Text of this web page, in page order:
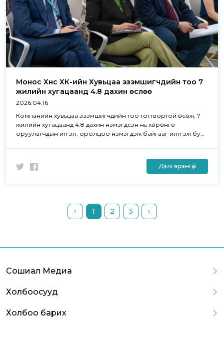
Монос Хүнс ХК-ийн Хувьцаа эзэмшигчдийн тоо 7
жилийн хугацаанд 4.8 дахин өслөө
2026.04.16
Компанийн хувьцаа эзэмшигчдийн тоо тогтвортой өсөж, 7
жилийн хугацаанд 4.8 дахин нэмэгдсэн нь хөрөнгө
оруулагчдын итгэл, оролцоо нэмэгдэж байгааг илтгэж буй
Дэлгэрэнгүй
‹ 1 2 3 ›
Сошиал Медиа
Холбоосууд
Холбоо барих